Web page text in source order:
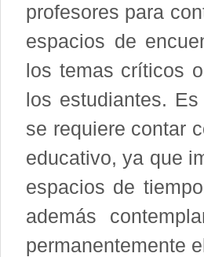
profesores para
espacios de
los temas críticos
los estudiantes.
se requiere contar
educativo, ya que
espacios de
además
permanentemente